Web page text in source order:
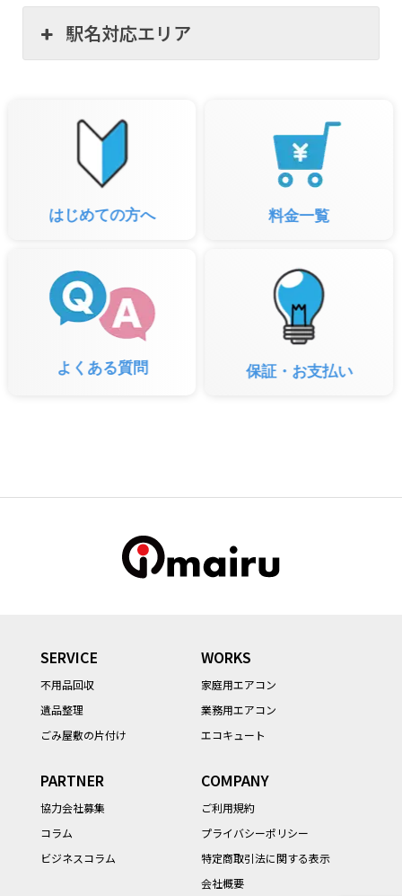
駅名対応エリア
はじめての方へ 料金一覧
よくある質問 保証・お支払い
SERVICE
不用品回収
遺品整理
ごみ屋敷の片付け
WORKS
家庭用エアコン
業務用エアコン
エコキュート
PARTNER
協力会社募集
コラム
ビジネスコラム
COMPANY
ご利用規約
プライバシーポリシー
特定商取引法に関する表示
会社概要